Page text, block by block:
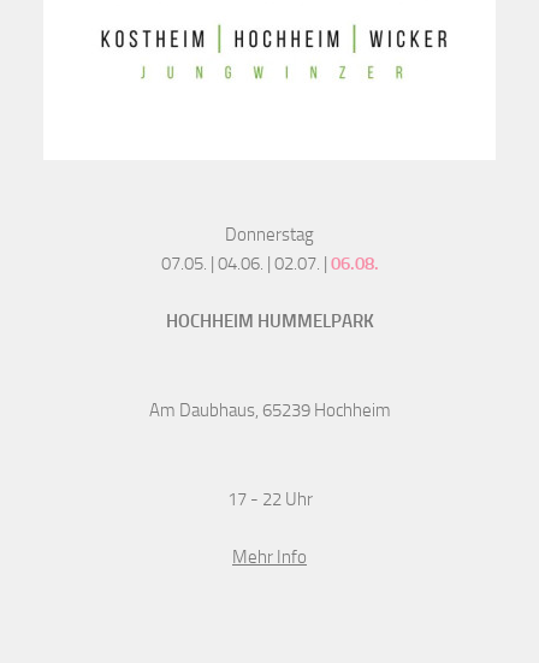
Donnerstag
07.05. | 04.06. | 02.07. | 06.08.
HOCHHEIM HUMMELPARK
Am Daubhaus, 65239 Hochheim
17 - 22 Uhr
Mehr Info